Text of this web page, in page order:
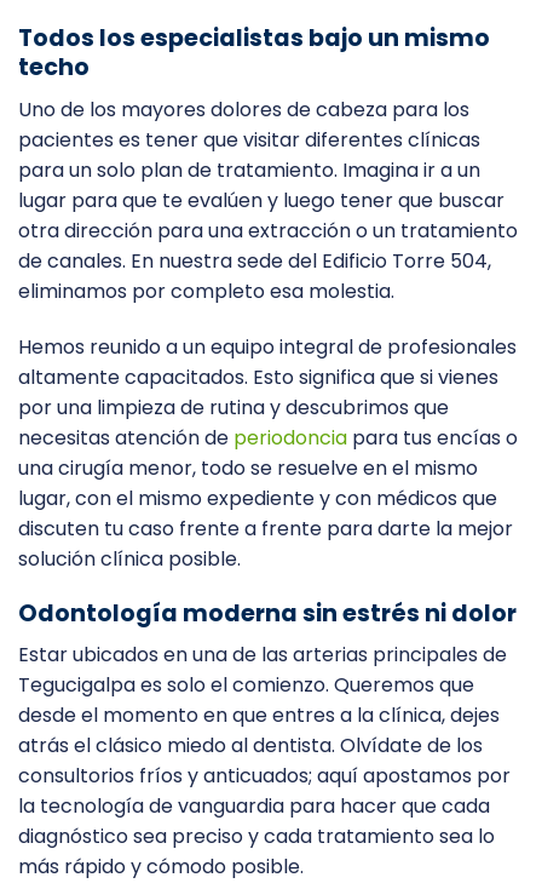
Todos los especialistas bajo un mismo
techo
Uno de los mayores dolores de cabeza para los
pacientes es tener que visitar diferentes clínicas
para un solo plan de tratamiento. Imagina ir a un
lugar para que te evalúen y luego tener que buscar
otra dirección para una extracción o un tratamiento
de canales. En nuestra sede del Edificio Torre 504,
eliminamos por completo esa molestia.
Hemos reunido a un equipo integral de profesionales
altamente capacitados. Esto significa que si vienes
por una limpieza de rutina y descubrimos que
necesitas atención de periodoncia para tus encías o
una cirugía menor, todo se resuelve en el mismo
lugar, con el mismo expediente y con médicos que
discuten tu caso frente a frente para darte la mejor
solución clínica posible.
Odontología moderna sin estrés ni dolor
Estar ubicados en una de las arterias principales de
Tegucigalpa es solo el comienzo. Queremos que
desde el momento en que entres a la clínica, dejes
atrás el clásico miedo al dentista. Olvídate de los
consultorios fríos y anticuados; aquí apostamos por
la tecnología de vanguardia para hacer que cada
diagnóstico sea preciso y cada tratamiento sea lo
más rápido y cómodo posible.